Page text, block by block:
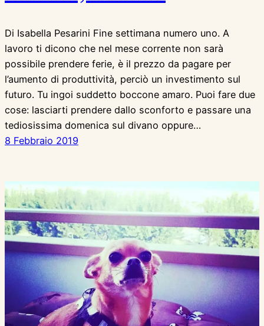
Di Isabella Pesarini Fine settimana numero uno. A
lavoro ti dicono che nel mese corrente non sarà
possibile prendere ferie, è il prezzo da pagare per
l’aumento di produttività, perciò un investimento sul
futuro. Tu ingoi suddetto boccone amaro. Puoi fare due
cose: lasciarti prendere dallo sconforto e passare una
tediosissima domenica sul divano oppure…
8 Febbraio 2019